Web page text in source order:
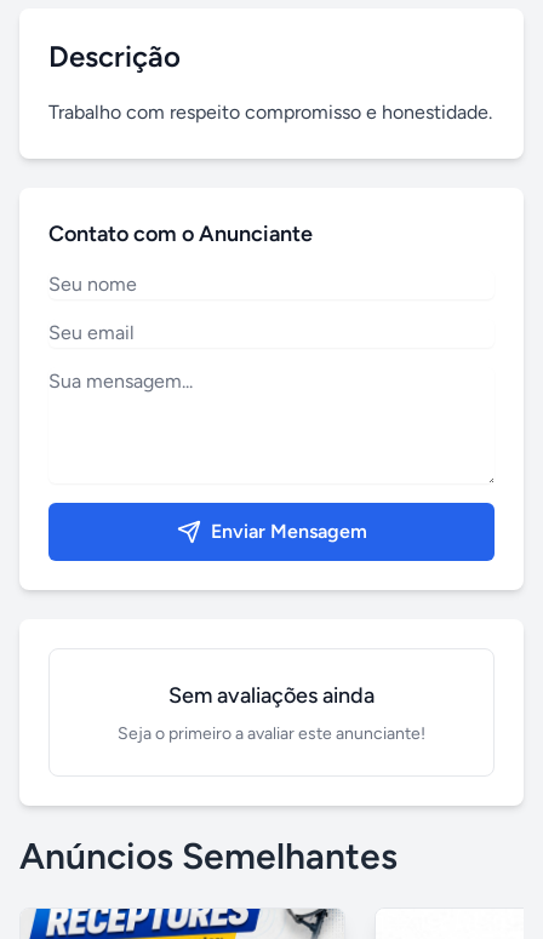
Descrição
Trabalho com respeito compromisso e honestidade.
Contato com o Anunciante
Enviar Mensagem
Sem avaliações ainda
Seja o primeiro a avaliar este anunciante!
Anúncios Semelhantes